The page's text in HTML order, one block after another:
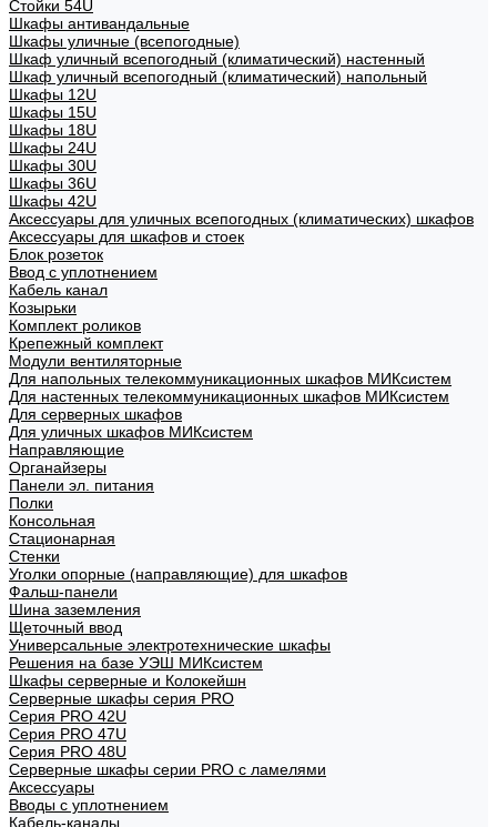
Стойки 54U
Шкафы антивандальные
Шкафы уличные (всепогодные)
Шкаф уличный всепогодный (климатический) настенный
Шкаф уличный всепогодный (климатический) напольный
Шкафы 12U
Шкафы 15U
Шкафы 18U
Шкафы 24U
Шкафы 30U
Шкафы 36U
Шкафы 42U
Аксессуары для уличных всепогодных (климатических) шкафов
Аксессуары для шкафов и стоек
Блок розеток
Ввод с уплотнением
Кабель канал
Козырьки
Комплект роликов
Крепежный комплект
Модули вентиляторные
Для напольных телекоммуникационных шкафов МИКсистем
Для настенных телекоммуникационных шкафов МИКсистем
Для серверных шкафов
Для уличных шкафов МИКсистем
Направляющие
Органайзеры
Панели эл. питания
Полки
Консольная
Стационарная
Стенки
Уголки опорные (направляющие) для шкафов
Фальш-панели
Шина заземления
Щеточный ввод
Универсальные электротехнические шкафы
Решения на базе УЭШ МИКсистем
Шкафы серверные и Колокейшн
Серверные шкафы серия PRO
Серия PRO 42U
Серия PRO 47U
Серия PRO 48U
Серверные шкафы серии PRO с ламелями
Аксессуары
Вводы с уплотнением
Кабель-каналы